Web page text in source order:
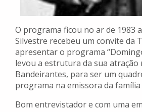
O programa ficou no ar de 1983
Silvestre recebeu um convite da
apresentar o programa
levou a estrutura da sua atração
Bandeirantes, para ser um
programa na emissora da família
Bom entrevistador e com uma